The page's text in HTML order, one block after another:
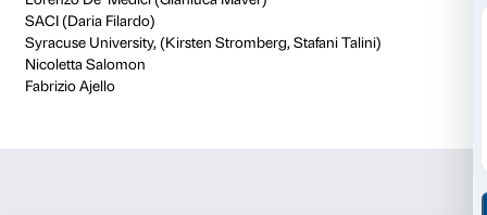
dove ha conseguito laurea, PhD e Post-PhD, ha
università europee e negli Stati Uniti e attualmente
Writing and Painting alla Florence University of the
forma che può essere definita liturgica. Il suo lavoro